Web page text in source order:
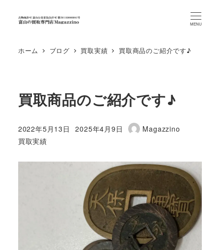
MENU
ホーム ブログ 買取実績 買取商品のご紹介です♪
買取商品のご紹介です♪
投稿日
2022年5月13日
更新日
2025年4月9日
著
Magazzino
カテゴリー
買取実績